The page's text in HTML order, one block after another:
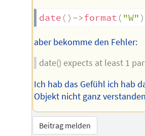
date () ->format ("W")
aber bekomme den Fehler:
date() expects at least 1
Ich hab das Gefühl ich hab
Objekt nicht ganz
Beitrag melden